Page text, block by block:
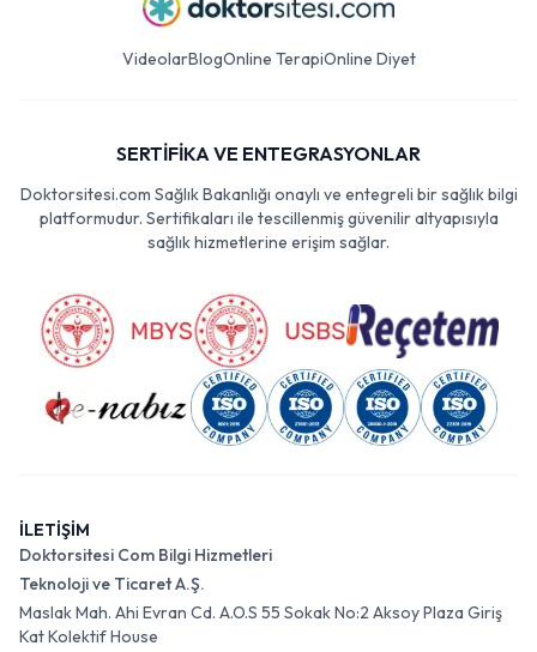
VideolarBlogOnline TerapiOnline Diyet
SERTİFİKA VE ENTEGRASYONLAR
Doktorsitesi.com Sağlık Bakanlığı onaylı ve entegreli bir sağlık bilgi
platformudur. Sertifikaları ile tescillenmiş güvenilir altyapısıyla
sağlık hizmetlerine erişim sağlar.
İLETİŞİM
Doktorsitesi Com Bilgi Hizmetleri
Teknoloji ve Ticaret A.Ş.
Maslak Mah. Ahi Evran Cd. A.O.S 55 Sokak No:2 Aksoy Plaza Giriş
Kat Kolektif House